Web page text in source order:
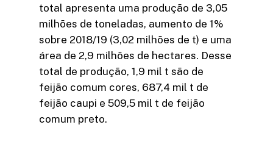
total apresenta uma produção de 3,05
milhões de toneladas, aumento de 1%
sobre 2018/19 (3,02 milhões de t) e uma
área de 2,9 milhões de hectares. Desse
total de produção, 1,9 mil t são de
feijão comum cores, 687,4 mil t de
feijão caupi e 509,5 mil t de feijão
comum preto.